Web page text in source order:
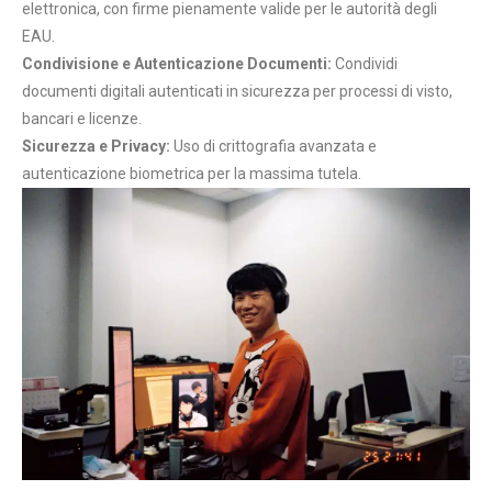
elettronica, con firme pienamente valide per le autorità degli
EAU.
Condivisione e Autenticazione Documenti: Condividi
documenti digitali autenticati in sicurezza per processi di visto,
bancari e licenze.
Sicurezza e Privacy: Uso di crittografia avanzata e
autenticazione biometrica per la massima tutela.